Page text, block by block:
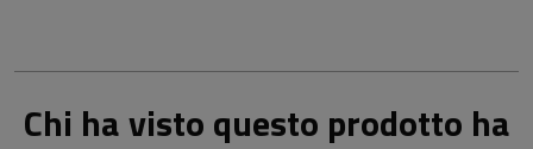
Chi ha visto questo prodotto ha